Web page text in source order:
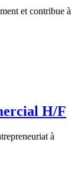
et contribue à
H/F
à